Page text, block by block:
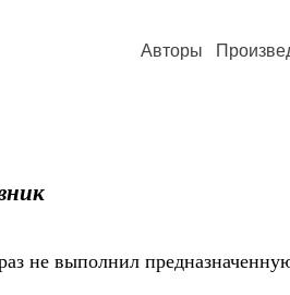
Авторы
не выполнил